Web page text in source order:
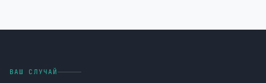
ВАШ СЛУЧАЙ